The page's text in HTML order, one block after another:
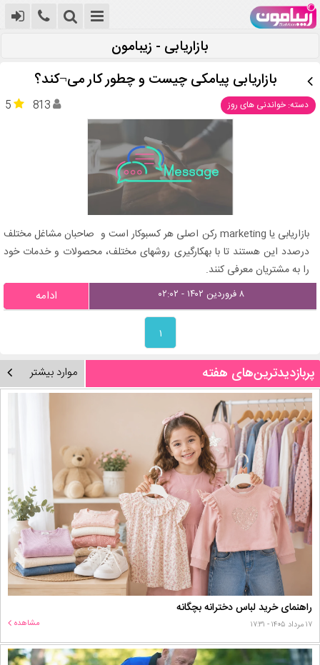
بازاریابی - زیبامون
بازاریابی پیامکی چیست و چطور کار می¬کند؟
دسته: خواندنی های روز 5 813
بازاریابی یا marketing رکن اصلی هر کسب­وکار است و صاحبان مشاغل مختلف
درصدد این هستند تا با به­کارگیری روش­های مختلف، محصولات و خدمات خود
را به مشتریان معرفی کنند.
۸ فروردین ۱۴۰۲ - ۰۲:۰۲ ادامه
۱
پربازدیدترین‌های هفته موارد بیشتر
راهنمای خرید لباس دخترانه بچگانه
۱۷ مرداد ۱۴۰۵ - ۱۷:۳۱ مشاهده